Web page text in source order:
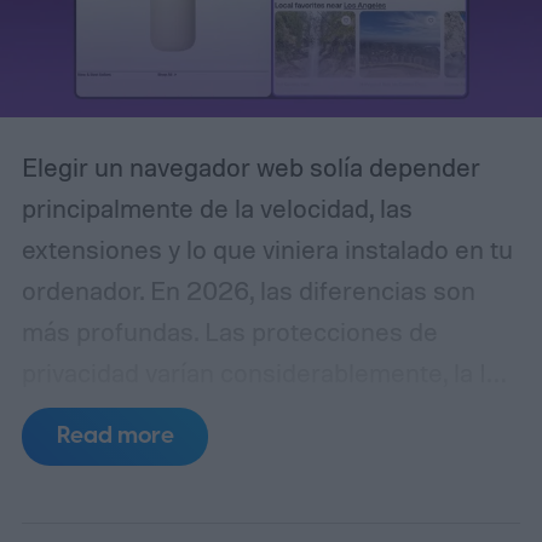
Elegir un navegador web solía depender
principalmente de la velocidad, las
extensiones y lo que viniera instalado en tu
ordenador. En 2026, las diferencias son
se está filtrando en el propio navegador, y
cosas como la gestión de pestañas y la
Read more